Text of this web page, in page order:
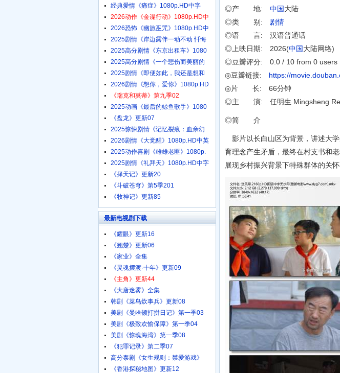
◎产 地: 中国大陆
◎类 别: 剧情
◎语 言: 汉语普通话
◎上映日期: 2026(中国大陆网络)
◎豆瓣评分: 0.0 / 10 from 0 users
◎豆瓣链接: https://
◎片 长: 66分钟
◎主 演: 任明生 Mingsheng
◎简 介
影片以长白山区为背景，讲述大
育理念产生矛盾，最终在村支书和
展现乡村振兴背景下特殊群体的关
字
经典爱情《痛症》1080p.HD中字
2026动作《金谍行动》1080p.HD中
2026恐怖《幽旅巫咒》1080p.HD中
2025剧情《岸边露伴一动不动 忏悔
2025高分剧情《东京出租车》1080
2025高分剧情《一个悲伤而美丽的
2025剧情《即便如此，我还是想和
2026剧情《想你，爱你》1080p.HD
《瑞克和莫蒂》第九季02
2025动画《最后的鲸鱼歌手》1080
《盘龙》更新07
2025惊悚剧情《记忆裂痕：血亲幻
2026剧情《大觉醒》1080p.HD中英
2025动作喜剧《雌雄老匪》1080p.
2025剧情《礼拜天》1080p.HD中字
《择天记》更新20
《斗破苍穹》第5季201
《牧神记》更新85
最新电视剧下载
《耀眼》更新16
《翘楚》更新06
《家业》全集
《灵魂摆渡·十年》更新09
《主角》更新44
《大唐迷雾》全集
韩剧《菜鸟炊事兵》更新08
美剧《曼哈顿打拼日记》第一季03
美剧《极致欢愉保障》第一季04
美剧《惊魂海湾》第一季08
《犯罪记录》第二季07
高分泰剧《女生规则：禁爱游戏》
《香港探秘地图》更新12